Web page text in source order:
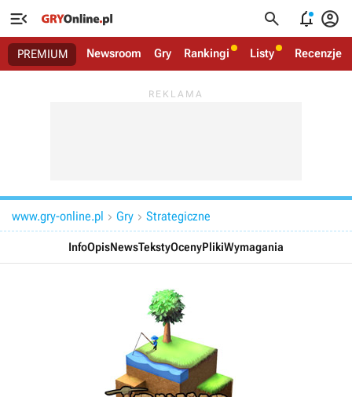
   
PREMIUM Newsroom Gry Rankingi Listy Recenzje
www.gry-online.pl  Gry  Strategiczne
InfoOpisNewsTekstyOcenyPlikiWymagania